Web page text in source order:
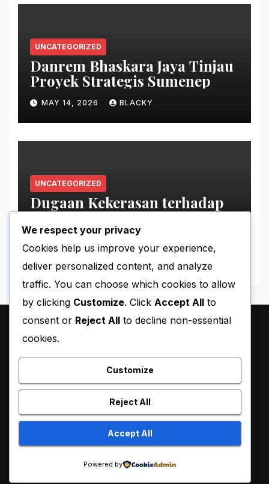
UNCATEGORIZED
Danrem Bhaskara Jaya Tinjau
Proyek Strategis Sumenep
MAY 14, 2026 BLACKY
UNCATEGORIZED
Dugaan Kekerasan terhadap
Tahanan Perempuan Palestina
Proudly powered by WordPress|Theme:Pulse Newsby
Themeansar
Sample Page
We respect your privacy
Cookies help us improve your experience,
deliver personalized content, and analyze
traffic. You can choose which cookies to allow
by clicking Customize. Click Accept All to
consent or Reject All to decline non-essential
cookies.
Customize
Reject All
Accept All
Powered by